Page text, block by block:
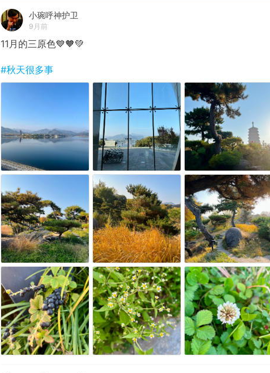
小琬呼神护卫
9月前
11月的三原色💙🧡💚
#秋天很多事